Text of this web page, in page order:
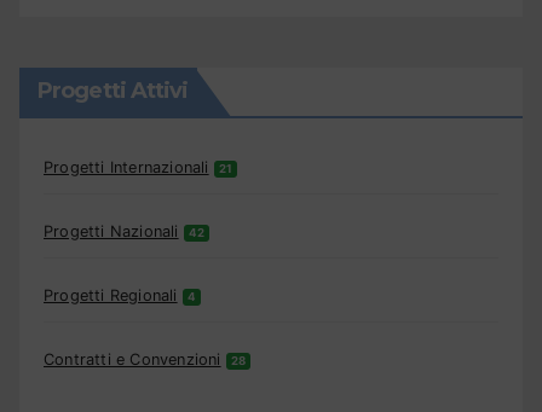
Progetti Attivi
Progetti Internazionali 21
Progetti Nazionali 42
Progetti Regionali 4
Contratti e Convenzioni 28